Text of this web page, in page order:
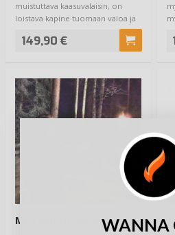
muistuttava kaasuvalaisin, on
loistava kapine tuomaan valoa ja
149,90 €
MFH Soihtu 55cm 3-pack
WANNA